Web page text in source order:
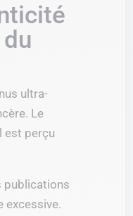
ultra-
Le
est perçu
publications
excessive.